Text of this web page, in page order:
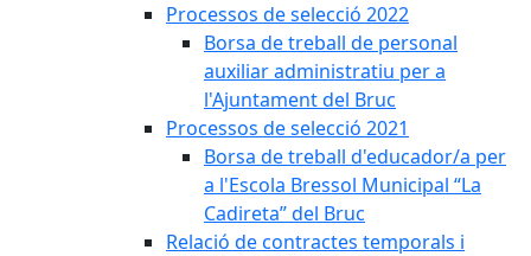
Processos de selecció 2022
Borsa de treball de personal
auxiliar administratiu per a
l'Ajuntament del Bruc
Processos de selecció 2021
Borsa de treball d'educador/a per
a l'Escola Bressol Municipal “La
Cadireta” del Bruc
Relació de contractes temporals i